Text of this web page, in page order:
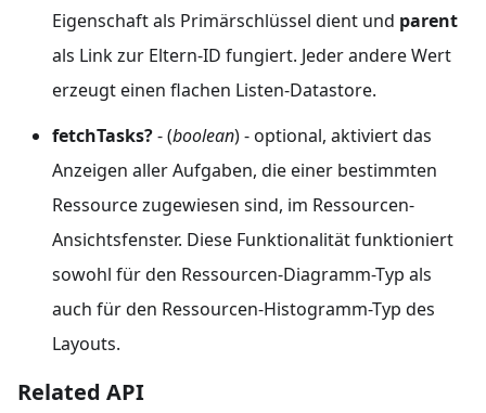
Eigenschaft als Primärschlüssel dient und parent
als Link zur Eltern-ID fungiert. Jeder andere Wert
erzeugt einen flachen Listen-Datastore.
fetchTasks?- (boolean) - optional, aktiviert das
Anzeigen aller Aufgaben, die einer bestimmten
Ressource zugewiesen sind, im Ressourcen-
Ansichtsfenster. Diese Funktionalität funktioniert
sowohl für den Ressourcen-Diagramm-Typ als
auch für den Ressourcen-Histogramm-Typ des
Layouts.
Related API